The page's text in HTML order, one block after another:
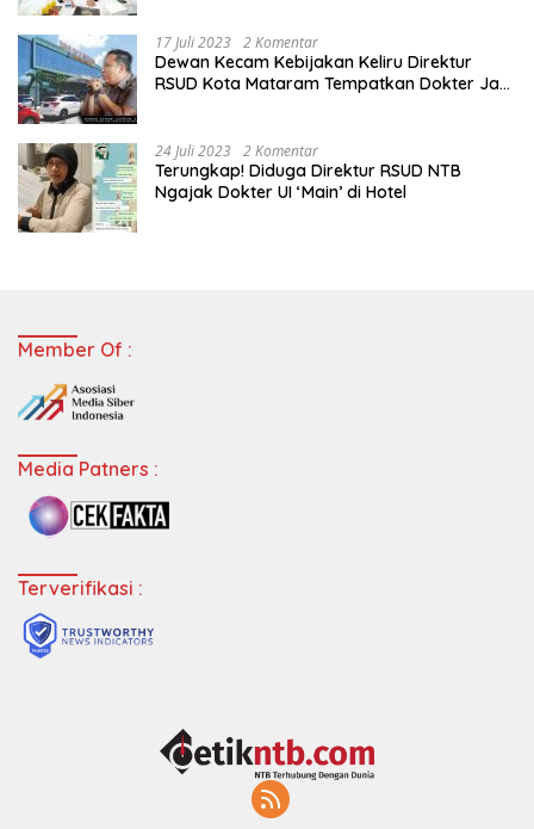
17 Juli 2023 2 Komentar
Dewan Kecam Kebijakan Keliru Direktur
RSUD Kota Mataram Tempatkan Dokter Jadi
24 Juli 2023 2 Komentar
Terungkap! Diduga Direktur RSUD NTB
Ngajak Dokter UI ‘Main’ di Hotel
Member Of :
Media Patners :
Terverifikasi :